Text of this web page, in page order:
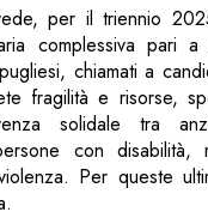
per il triennio
complessiva pari
chiamati a
fragilità e risorse,
solidale tra
con disabilità,
Per queste